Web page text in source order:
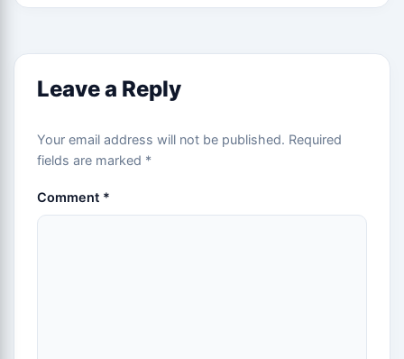
Leave a Reply
Your email address will not be published. Required
fields are marked *
Comment *